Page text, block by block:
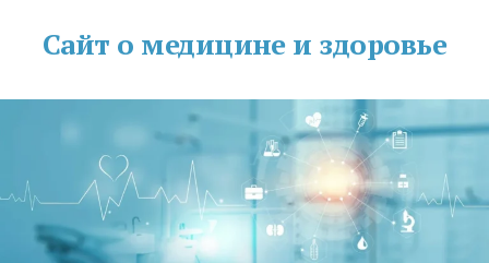
Сайт о медицине и здоровье